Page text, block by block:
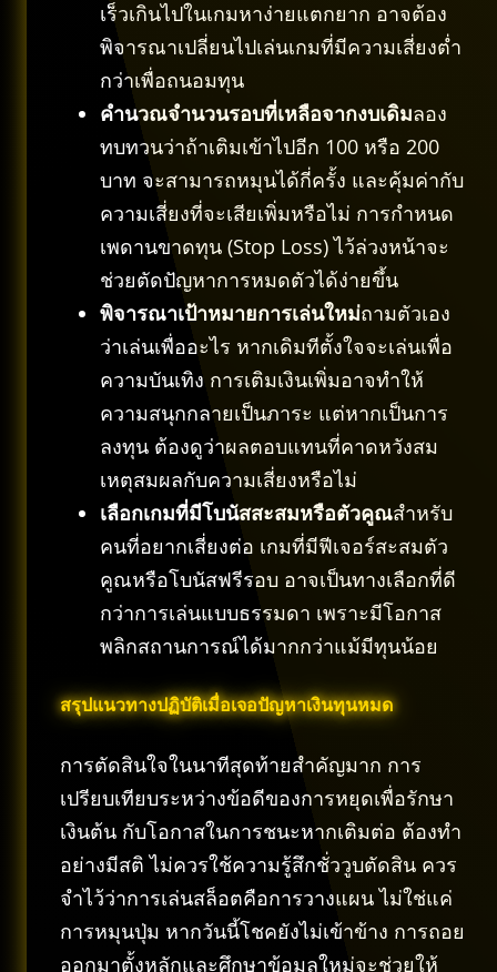
เร็วเกินไปในเกมหาง่ายแตกยาก อาจต้อง
พิจารณาเปลี่ยนไปเล่นเกมที่มีความเสี่ยงต่ำ
กว่าเพื่อถนอมทุน
คำนวณจำนวนรอบที่เหลือจากงบเดิมลอง
ทบทวนว่าถ้าเติมเข้าไปอีก 100 หรือ 200
บาท จะสามารถหมุนได้กี่ครั้ง และคุ้มค่ากับ
ความเสี่ยงที่จะเสียเพิ่มหรือไม่ การกำหนด
เพดานขาดทุน (Stop Loss) ไว้ล่วงหน้าจะ
ช่วยตัดปัญหาการหมดตัวได้ง่ายขึ้น
พิจารณาเป้าหมายการเล่นใหม่ถามตัวเอง
ว่าเล่นเพื่ออะไร หากเดิมทีตั้งใจจะเล่นเพื่อ
ความบันเทิง การเติมเงินเพิ่มอาจทำให้
ความสนุกกลายเป็นภาระ แต่หากเป็นการ
ลงทุน ต้องดูว่าผลตอบแทนที่คาดหวังสม
เหตุสมผลกับความเสี่ยงหรือไม่
เลือกเกมที่มีโบนัสสะสมหรือตัวคูณสำหรับ
คนที่อยากเสี่ยงต่อ เกมที่มีฟีเจอร์สะสมตัว
คูณหรือโบนัสฟรีรอบ อาจเป็นทางเลือกที่ดี
กว่าการเล่นแบบธรรมดา เพราะมีโอกาส
พลิกสถานการณ์ได้มากกว่าแม้มีทุนน้อย
สรุปแนวทางปฏิบัติเมื่อเจอปัญหาเงินทุนหมด
การตัดสินใจในนาทีสุดท้ายสำคัญมาก การ
เปรียบเทียบระหว่างข้อดีของการหยุดเพื่อรักษา
เงินต้น กับโอกาสในการชนะหากเติมต่อ ต้องทำ
อย่างมีสติ ไม่ควรใช้ความรู้สึกชั่ววูบตัดสิน ควร
จำไว้ว่าการเล่นสล็อตคือการวางแผน ไม่ใช่แค่
การหมุนปุ่ม หากวันนี้โชคยังไม่เข้าข้าง การถอย
ออกมาตั้งหลักและศึกษาข้อมูลใหม่จะช่วยให้